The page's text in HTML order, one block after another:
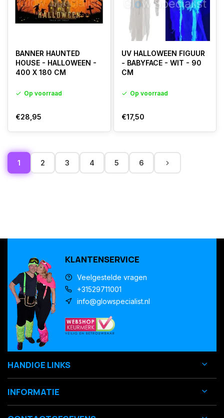
BANNER HAUNTED
HOUSE - HALLOWEEN -
400 X 180 CM
Op voorraad
€28,95
UV HALLOWEEN FIGUUR
- BABYFACE - WIT - 90
CM
Op voorraad
€17,50
1 2 3 4 5 6
KLANTENSERVICE
Veelgestelde vragen
+31529711001
info@glowspecialist.nl
HANDIGE LINKS
INFORMATIE